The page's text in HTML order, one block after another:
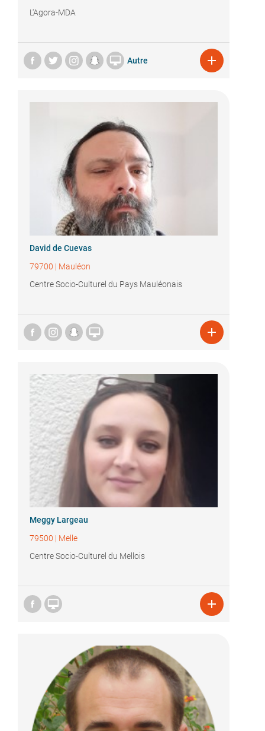
L'Agora-MDA
 Autre 
David de Cuevas
79700 | Mauléon
Centre Socio-Culturel du Pays Mauléonais
 
Meggy Largeau
79500 | Melle
Centre Socio-Culturel du Mellois
 